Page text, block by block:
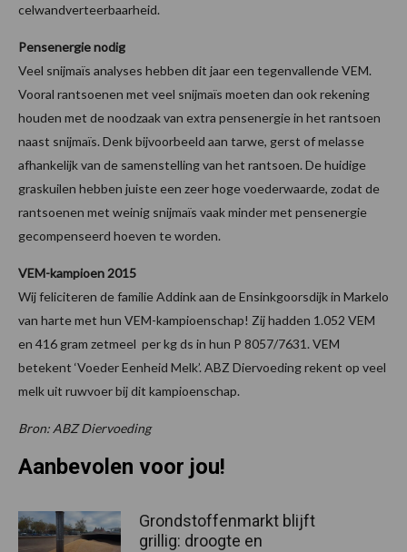
celwandverteerbaarheid.
Pensenergie nodig
Veel snijmaïs analyses hebben dit jaar een tegenvallende VEM.
Vooral rantsoenen met veel snijmaïs moeten dan ook rekening
houden met de noodzaak van extra pensenergie in het rantsoen
naast snijmaïs. Denk bijvoorbeeld aan tarwe, gerst of melasse
afhankelijk van de samenstelling van het rantsoen. De huidige
graskuilen hebben juiste een zeer hoge voederwaarde, zodat de
rantsoenen met weinig snijmaïs vaak minder met pensenergie
gecompenseerd hoeven te worden.
VEM-kampioen 2015
Wij feliciteren de familie Addink aan de Ensinkgoorsdijk in Markelo
van harte met hun VEM-kampioenschap! Zij hadden 1.052 VEM
en 416 gram zetmeel per kg ds in hun P 8057/7631. VEM
betekent ‘Voeder Eenheid Melk’. ABZ Diervoeding rekent op veel
melk uit ruwvoer bij dit kampioenschap.
Bron: ABZ Diervoeding
Aanbevolen voor jou!
Grondstoffenmarkt blijft
grillig: droogte en